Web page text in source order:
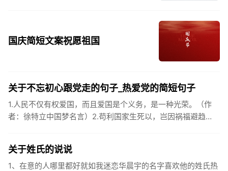
国庆简短文案祝愿祖国
关于不忘初心跟党走的句子_热爱党的简短句子
1.人民不仅有权爱国，而且爱国是个义务，是一种光荣。（作
者：徐特立中国梦名言）2.苟利国家生死以，岂因祸福避趋
关于姓氏的说说
1、在意的人哪里都好就如我迷恋华晨宇的名字喜欢他的姓氏热